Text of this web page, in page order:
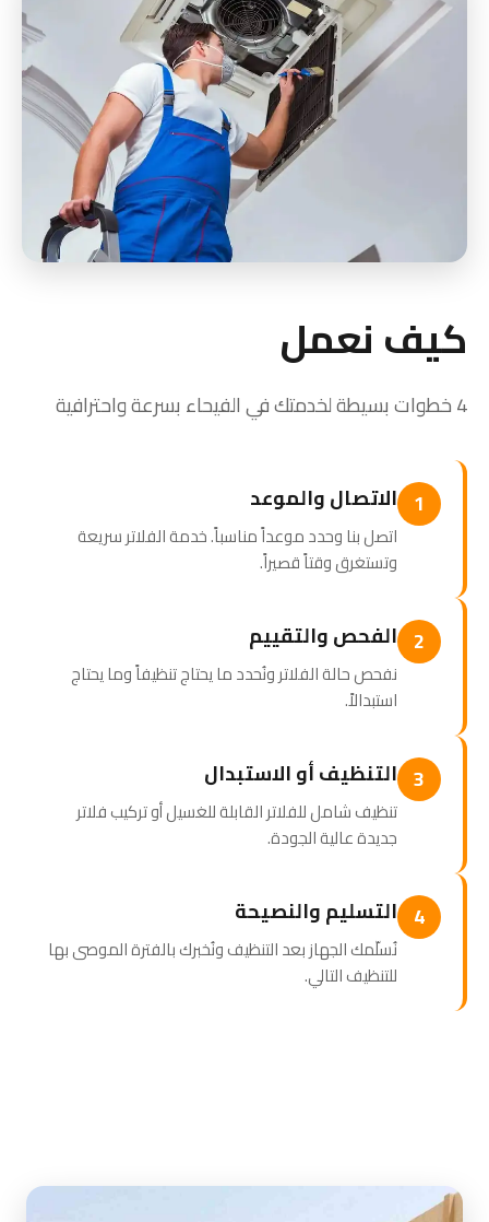
كيف نعمل
4 خطوات بسيطة لخدمتك في الفيحاء بسرعة واحترافية
1 الاتصال والموعد
اتصل بنا وحدد موعداً مناسباً. خدمة الفلاتر سريعة
وتستغرق وقتاً قصيراً.
2 الفحص والتقييم
نفحص حالة الفلاتر ونُحدد ما يحتاج تنظيفاً وما يحتاج
استبدالاً.
3 التنظيف أو الاستبدال
تنظيف شامل للفلاتر القابلة للغسيل أو تركيب فلاتر
جديدة عالية الجودة.
4 التسليم والنصيحة
نُسلّمك الجهاز بعد التنظيف ونُخبرك بالفترة الموصى بها
للتنظيف التالي.